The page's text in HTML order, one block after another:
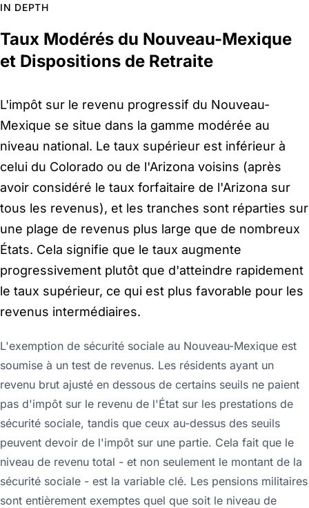
IN DEPTH
Taux Modérés du Nouveau-Mexique
et Dispositions de Retraite
L'impôt sur le revenu progressif du Nouveau-
Mexique se situe dans la gamme modérée au
niveau national. Le taux supérieur est inférieur à
celui du Colorado ou de l'Arizona voisins (après
avoir considéré le taux forfaitaire de l'Arizona sur
tous les revenus), et les tranches sont réparties sur
une plage de revenus plus large que de nombreux
États. Cela signifie que le taux augmente
progressivement plutôt que d'atteindre rapidement
le taux supérieur, ce qui est plus favorable pour les
revenus intermédiaires.
L'exemption de sécurité sociale au Nouveau-Mexique est
soumise à un test de revenus. Les résidents ayant un
revenu brut ajusté en dessous de certains seuils ne paient
pas d'impôt sur le revenu de l'État sur les prestations de
sécurité sociale, tandis que ceux au-dessus des seuils
peuvent devoir de l'impôt sur une partie. Cela fait que le
niveau de revenu total - et non seulement le montant de la
sécurité sociale - est la variable clé. Les pensions militaires
sont entièrement exemptes quel que soit le niveau de